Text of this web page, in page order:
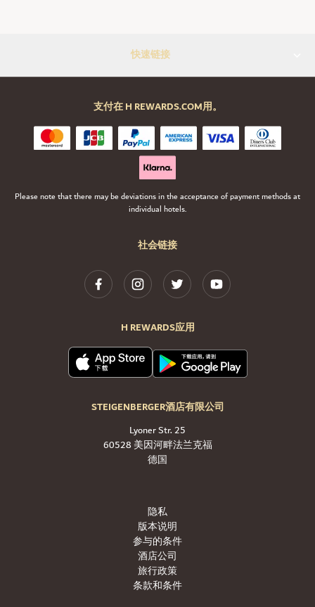
快速链接
社会链接
H REWARDS应用
STEIGENBERGER酒店有限公司
Lyoner Str. 25
60528 美因河畔法兰克福
德国
支付在 H REWARDS.COM用。
Please note that there may be deviations in the acceptance of payment methods at
individual hotels.
隐私
版本说明
参与的条件
酒店公司
旅行政策
条款和条件